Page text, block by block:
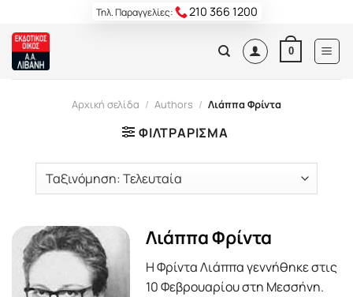
content
Τηλ. Παραγγελίες: 210 366 1200
0
Αρχική σελίδα / Authors / Λιάππα Φρίντα
ΦΙΛΤΡΆΡΙΣΜΑ
Λιάππα Φρίντα
Η Φρίντα Λιάππα γεννήθηκε στις
10 Φεβρουαρίου στη Μεσσήνη.